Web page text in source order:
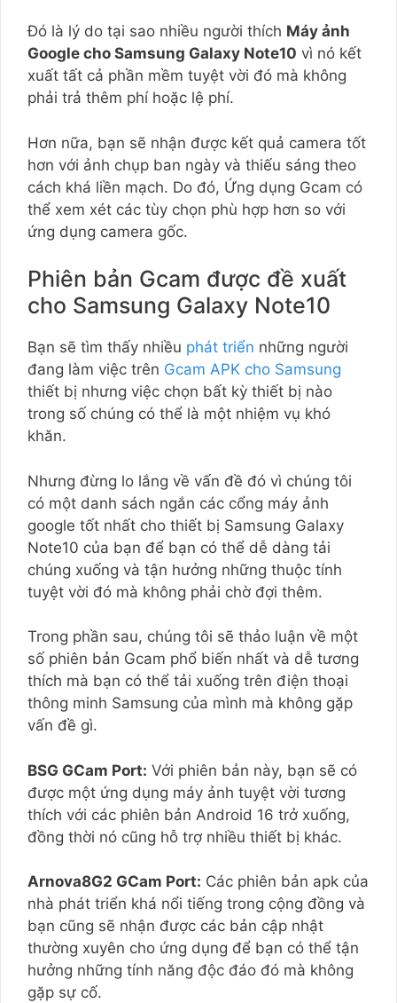
Đó là lý do tại sao nhiều người thích Máy ảnh
Google cho Samsung Galaxy Note10 vì nó kết
xuất tất cả phần mềm tuyệt vời đó mà không
phải trả thêm phí hoặc lệ phí.
Hơn nữa, bạn sẽ nhận được kết quả camera tốt
hơn với ảnh chụp ban ngày và thiếu sáng theo
cách khá liền mạch. Do đó, Ứng dụng Gcam có
thể xem xét các tùy chọn phù hợp hơn so với
ứng dụng camera gốc.
Phiên bản Gcam được đề xuất
cho Samsung Galaxy Note10
Bạn sẽ tìm thấy nhiều phát triển những người
đang làm việc trên Gcam APK cho Samsung
thiết bị nhưng việc chọn bất kỳ thiết bị nào
trong số chúng có thể là một nhiệm vụ khó
khăn.
Nhưng đừng lo lắng về vấn đề đó vì chúng tôi
có một danh sách ngắn các cổng máy ảnh
google tốt nhất cho thiết bị Samsung Galaxy
Note10 của bạn để bạn có thể dễ dàng tải
chúng xuống và tận hưởng những thuộc tính
tuyệt vời đó mà không phải chờ đợi thêm.
Trong phần sau, chúng tôi sẽ thảo luận về một
số phiên bản Gcam phổ biến nhất và dễ tương
thích mà bạn có thể tải xuống trên điện thoại
thông minh Samsung của mình mà không gặp
vấn đề gì.
BSG GCam Port: Với phiên bản này, bạn sẽ có
được một ứng dụng máy ảnh tuyệt vời tương
thích với các phiên bản Android 16 trở xuống,
đồng thời nó cũng hỗ trợ nhiều thiết bị khác.
Arnova8G2 GCam Port: Các phiên bản apk của
nhà phát triển khá nổi tiếng trong cộng đồng và
bạn cũng sẽ nhận được các bản cập nhật
thường xuyên cho ứng dụng để bạn có thể tận
hưởng những tính năng độc đáo đó mà không
gặp sự cố.